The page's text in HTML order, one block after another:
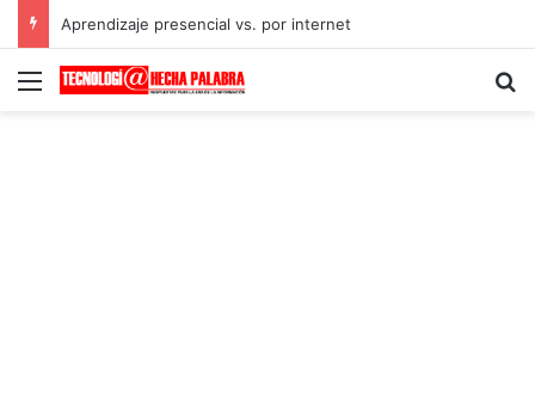
Aprendizaje presencial vs. por internet
Menú